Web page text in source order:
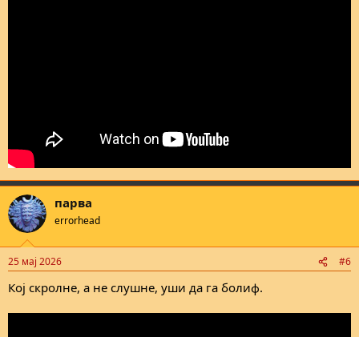
парва
errorhead
25 мај 2026 #6
Кој скролне, а не слушне, уши да га болиф.